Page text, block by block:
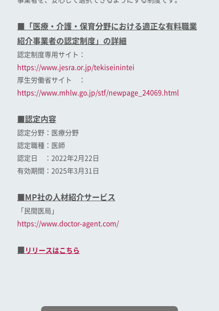
■「医療・介護・保育分野における適正な有料職業
紹介事業者の認定制度」の詳細
認定制度専用サイト：
https://www.jesra.or.jp/tekiseinintei
厚生労働省サイト ：
https://www.mhlw.go.jp/stf/newpage_24069.html
■認定内容
認定分野：医療分野
認定職種：医師
認定日 ：2022年2月22日
有効期間：2025年3月31日
■MP社の人材紹介サービス
「民間医局」
https://www.doctor-agent.com/
リリースはこちら